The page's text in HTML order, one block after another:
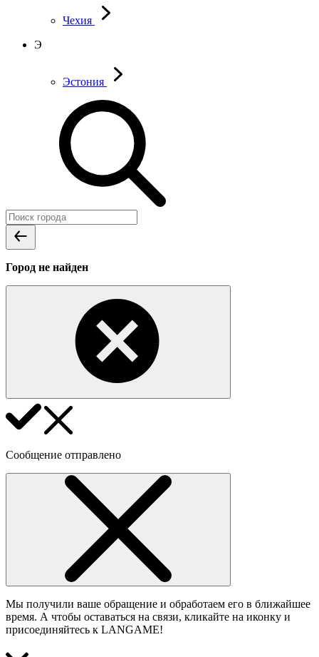
Чехия
Э
Эстония
Город не найден
Сообщение отправлено
Мы получили ваше обращение и обработаем его в ближайшее
время. А чтобы оставаться на связи, кликайте на иконку и
присоединяйтесь к LANGAME!